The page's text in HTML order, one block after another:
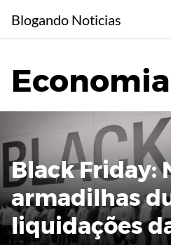
content
Blogando Noticias
Economia
Black Friday:
armadilhas
liquidações